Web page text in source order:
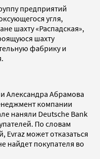
предприятий
угля,
шахту «Распадская»,
шахту
фабрику и
Александра Абрамова
компании
наняли Deutsche Bank
По словам
Evraz может отказаться
найдет покупателя во